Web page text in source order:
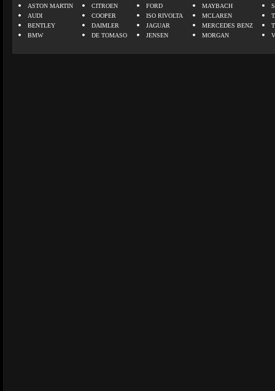
ASTON MARTIN
AUDI
BENTLEY
BMW
CITROEN
COOPER
DAIMLER
DE TOMASO
FORD
ISO RIVOLTA
JAGUAR
JENSEN
MAYBACH
MCLAREN
MERCEDES BENZ
MORGAN